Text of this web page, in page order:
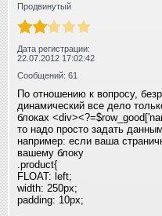
Продвинутый
Дата регистрации:
22.07.2012 17:02:42
Сообщений: 61
По отношению к вопросу,
динамический все дело
блоках
то надо просто задать
например: если ваша
вашему блоку
.product{
FLOAT: left;
width: 250px;
padding: 10px;